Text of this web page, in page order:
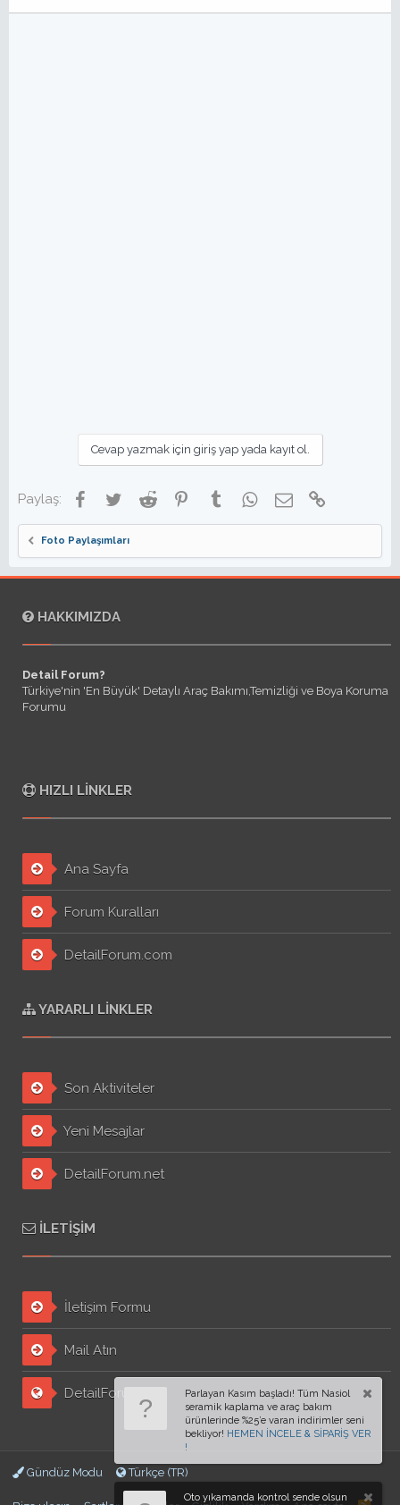
Cevap yazmak için giriş yap yada kayıt ol.
Paylaş: Facebook
TwitterReddit PinterestTumblrWhatsApp
E-posta
Foto Paylaşımları
HAKKIMIZDA
Detail Forum?
Türkiye'nin 'En Büyük' Detaylı Araç Bakımı,Temizliği ve Boya Koruma
Forumu
HIZLI LINKLER
Ana Sayfa
Forum Kuralları
DetailForum.com
YARARLI LINKLER
Son Aktiviteler
Yeni Mesajlar
DetailForum.net
İLETIŞIM
İletişim Formu
Mail Atın
DetailForum.org
Gündüz Modu Türkçe (TR)
Oto yıkamanda kontrol sende olsun